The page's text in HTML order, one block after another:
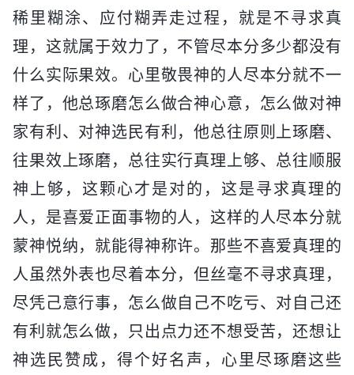
稀里糊涂、应付糊弄走过程，就是不寻求真
理，这就属于效力了，不管尽本分多少都没有
什么实际果效。心里敬畏神的人尽本分就不一
样了，他总琢磨怎么做合神心意，怎么做对神
家有利、对神选民有利，他总往原则上琢磨、
往果效上琢磨，总往实行真理上够、总往顺服
神上够，这颗心才是对的，这是寻求真理的
人，是喜爱正面事物的人，这样的人尽本分就
蒙神悦纳，就能得神称许。那些不喜爱真理的
人虽然外表也尽着本分，但丝毫不寻求真理，
尽凭己意行事，怎么做自己不吃亏、对自己还
有利就怎么做，只出点力还不想受苦，还想让
神选民赞成，得个好名声，心里尽琢磨这些